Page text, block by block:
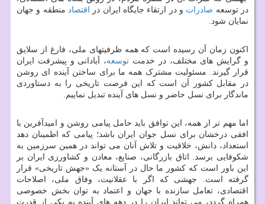
در توسعه صادرات و در ارتقاء جایگاه ایران در اقتصاد منطقه و جهان
نمایان شود.
اکنون زمان آن رسیده است که همه ظرفیتهای ملی، فارغ از سلایق
و گرایش های مختلف، در خدمت توسعه، آبادانی و پیشرفت ایران
قرار گیرند. مسئولیت مشترک همه ما برای ساختن آینده ای روشن
در مقابل کشور آن است که این فرصت تاریخی را به دستاوردی
ماندگار برای نسل حاضر و نسل های آینده تبدیل نماییم.
اما مهم تر از همه، این توافق باید حامل پیامی روشن و امیدآفرین با
افقی درخشان برای نسل جوان ایران باشد؛ پیامی که اطمینان دهد
استعداد، دانش، خلاقیت و تلاش آنان می تواند در همین سرزمین به
شکوفایی برسد. اتاق بازرگانی، صنایع، معادن و کشاورزی ایران بر
این باور است که کشور ما حال در آستانه یک «جهش تاریخی» قرار
گرفته است. جهشی که اگر با عقلانیت، وفاق ملی، اصلاحات
اقتصادی، تعامل سازنده با جهان و اعتماد به توان بخش خصوصی
همراه گردد، می تواند ایران را در دهه های آینده به یکی از قدرت